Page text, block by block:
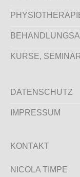
KURSE,
DATENSCHUTZ
IMPRESSUM
KONTAKT
NICOLA TIMPE